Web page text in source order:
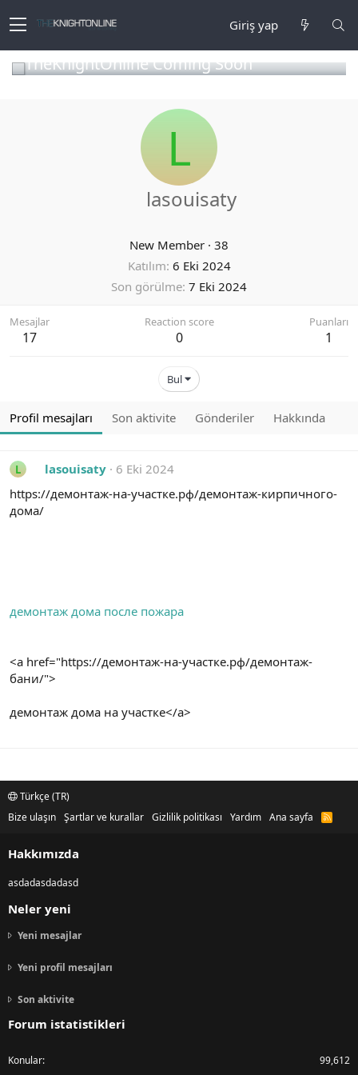
Giriş yap
TheKnightOnline Coming Soon
L
lasouisaty
New Member · 38
Katılım 6 Eki 2024
Son görülme 7 Eki 2024
Mesajlar
17
Reaction score
0
Puanları
1
Bul
Profil mesajları Son aktivite Gönderiler Hakkında
L lasouisaty
6 Eki 2024
https://демонтаж-на-участке.рф/демонтаж-кирпичного-
дома/
демонтаж дома после пожара
<a href="https://демонтаж-на-участке.рф/демонтаж-
бани/">
демонтаж дома на участке</a>
Türkçe (TR)
Bize ulaşın Şartlar ve kurallar Gizlilik politikası Yardım Ana sayfa
R
Hakkımızda
asdadasdadasd
Neler yeni
Yeni mesajlar
Yeni profil mesajları
Son aktivite
Forum istatistikleri
Konular 99,612